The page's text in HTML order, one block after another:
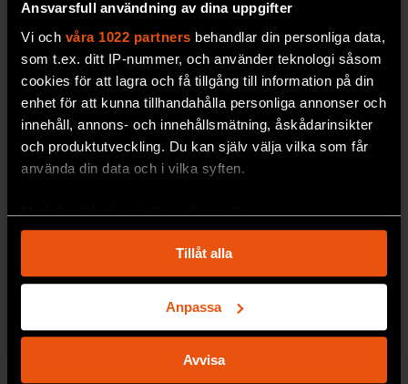
Ansvarsfull användning av dina uppgifter
Vi och våra 1022 partners behandlar din personliga data,
som t.ex. ditt IP-nummer, och använder teknologi såsom
cookies för att lagra och få tillgång till information på din
enhet för att kunna tillhandahålla personliga annonser och
innehåll, annons- och innehållsmätning, åskådarinsikter
och produktutveckling. Du kan själv välja vilka som får
använda din data och i vilka syften.
Med din tillåtelse skulle vi även vilja:
som kan ha en noggrannhet på upp till flera meter
Identifiera din enhet genom att aktivt skanna den
för specifika kännetecken (fingeravtryck)
Ta reda på mer om hur dina personliga uppgifter
Tillåt alla
Anpassa
Avvisa
i norra Sverige.
PREMIUM
g av
blodso
cker
blir
dyrare i
forskar
Johan
S